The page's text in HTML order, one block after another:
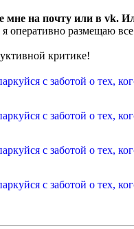
на почту или в vk.
я оперативно размещаю
критике!